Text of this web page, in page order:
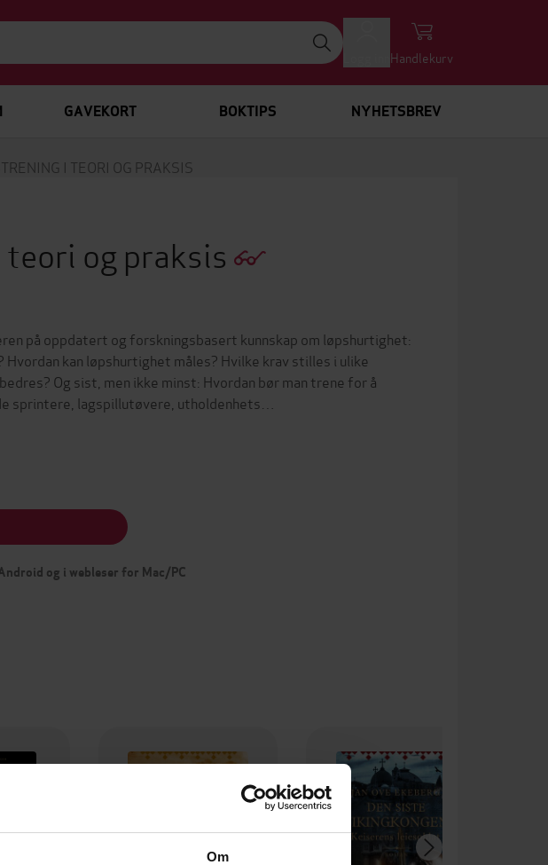
Om
Handlekurv
GAVEKORT BOKTIPS NYHETSBREV
I TEORI OG PRAKSIS
og praksis
på oppdatert og forskningsbasert kunnskap om løpshurtighet:
kan løpshurtighet måles? Hvilke krav stilles i ulike
Og sist, men ikke minst: Hvordan bør man trene for å
sprintere, lagspillutøvere, utholdenhets…
og i webleser for Mac/PC